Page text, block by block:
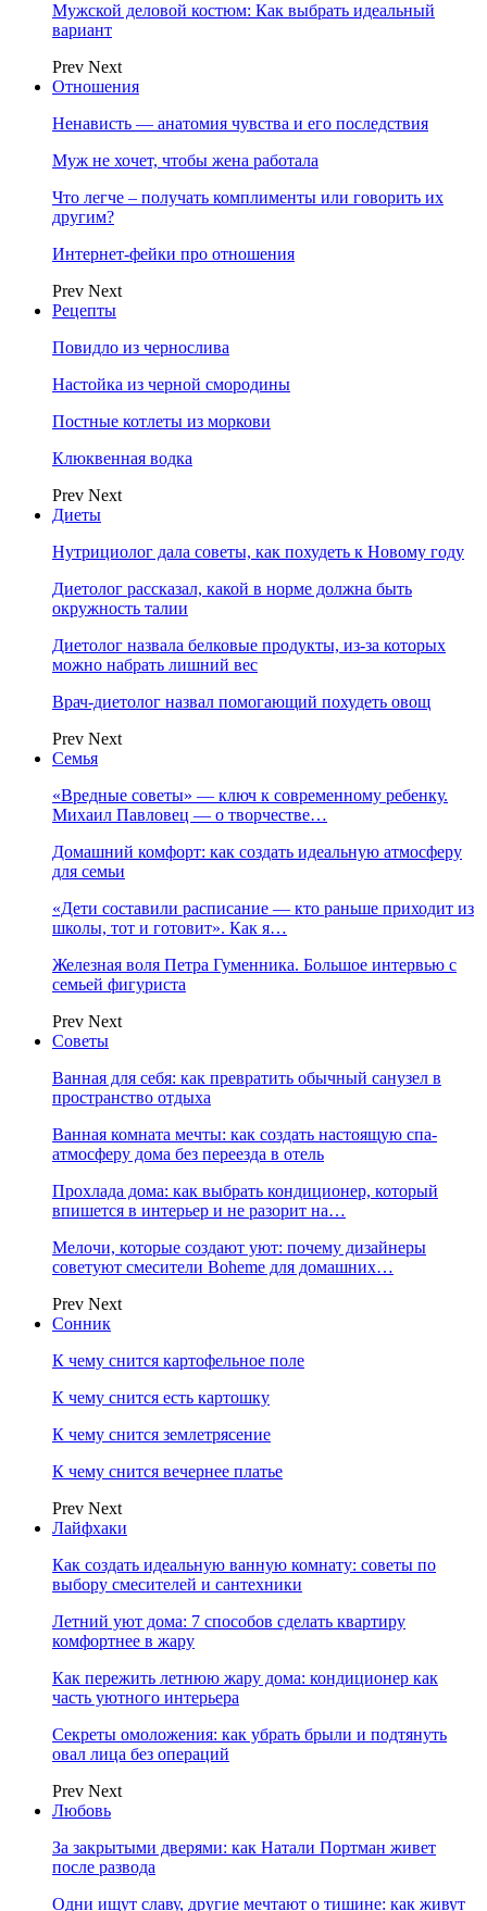
Мужской деловой костюм: Как выбрать идеальный
вариант
Prev Next
Отношения
Ненависть — анатомия чувства и его последствия
Муж не хочет, чтобы жена работала
Что легче – получать комплименты или говорить их
другим?
Интернет-фейки про отношения
Prev Next
Рецепты
Повидло из чернослива
Настойка из черной смородины
Постные котлеты из моркови
Клюквенная водка
Prev Next
Диеты
Нутрициолог дала советы, как похудеть к Новому году
Диетолог рассказал, какой в норме должна быть
окружность талии
Диетолог назвала белковые продукты, из-за которых
можно набрать лишний вес
Врач-диетолог назвал помогающий похудеть овощ
Prev Next
Семья
«Вредные советы» — ключ к современному ребенку.
Михаил Павловец — о творчестве…
Домашний комфорт: как создать идеальную атмосферу
для семьи
«Дети составили расписание — кто раньше приходит из
школы, тот и готовит». Как я…
Железная воля Петра Гуменника. Большое интервью с
семьей фигуриста
Prev Next
Советы
Ванная для себя: как превратить обычный санузел в
пространство отдыха
Ванная комната мечты: как создать настоящую спа-
атмосферу дома без переезда в отель
Прохлада дома: как выбрать кондиционер, который
впишется в интерьер и не разорит на…
Мелочи, которые создают уют: почему дизайнеры
советуют смесители Boheme для домашних…
Prev Next
Сонник
К чему снится картофельное поле
К чему снится есть картошку
К чему снится землетрясение
К чему снится вечернее платье
Prev Next
Лайфхаки
Как создать идеальную ванную комнату: советы по
выбору смесителей и сантехники
Летний уют дома: 7 способов сделать квартиру
комфортнее в жару
Как пережить летнюю жару дома: кондиционер как
часть уютного интерьера
Секреты омоложения: как убрать брыли и подтянуть
овал лица без операций
Prev Next
Любовь
За закрытыми дверями: как Натали Портман живет
после развода
Одни ищут славу, другие мечтают о тишине: как живут